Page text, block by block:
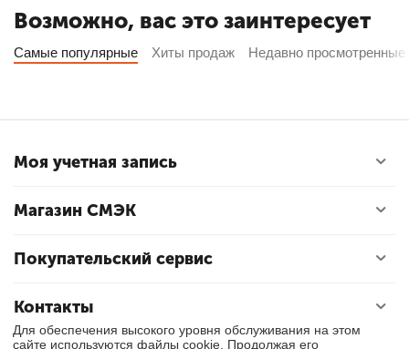
Возможно, вас это заинтересует
Самые популярные Хиты продаж Недавно просмотренные
Моя учетная запись
Магазин СМЭК
Покупательский сервис
Контакты
Для обеспечения высокого уровня обслуживания на этом
сайте используются файлы cookie. Продолжая его